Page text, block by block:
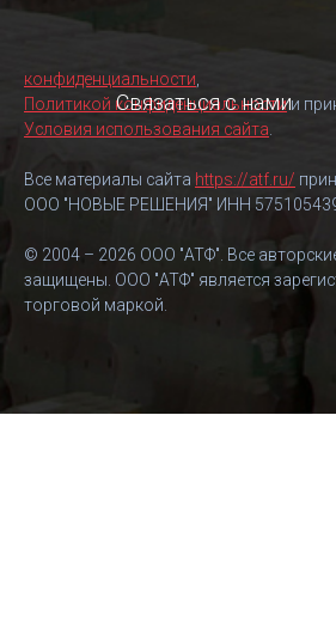
Связаться с нами
конфиденциальности
Политикой конфиденциальностии
Условия использования сайта
Все материалы сайта https://atf.ru/
ООО "НОВЫЕ РЕШЕНИЯ" ИНН
© 2004 – 2026 ООО "АТФ". Все
защищены. ООО "АТФ" является
торговой маркой.